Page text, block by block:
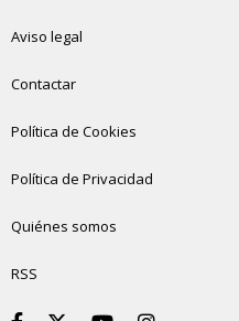
Aviso legal
Contactar
Política de Cookies
Política de Privacidad
Quiénes somos
RSS